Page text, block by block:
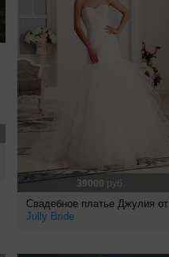
39000 руб.
Свадебное платье Джулия от
Jully Bride